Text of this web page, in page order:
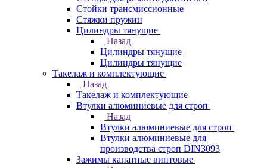
Стойки трансмиссионные
Стяжки пружин
Цилиндры тянущие
Назад
Цилиндры тянущие
Цилиндры тянущие
Такелаж и комплектующие
Назад
Такелаж и комплектующие
Втулки алюминиевые для строп
Назад
Втулки алюминиевые для строп
Втулки алюминиевые для
производства строп DIN3093
Зажимы канатные винтовые